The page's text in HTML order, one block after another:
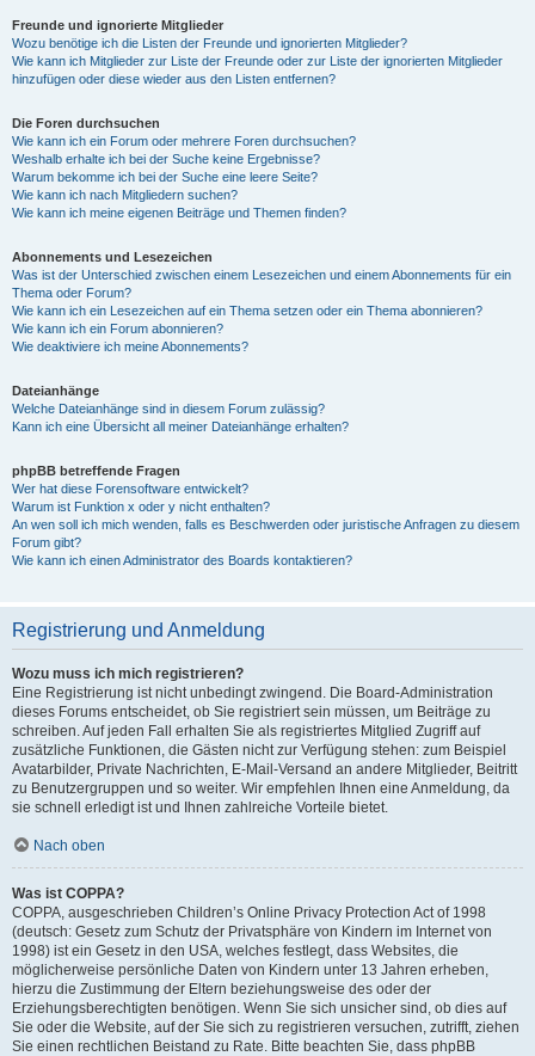
Freunde und ignorierte Mitglieder
Wozu benötige ich die Listen der Freunde und ignorierten Mitglieder?
Wie kann ich Mitglieder zur Liste der Freunde oder zur Liste der ignorierten Mitglieder
hinzufügen oder diese wieder aus den Listen entfernen?
Die Foren durchsuchen
Wie kann ich ein Forum oder mehrere Foren durchsuchen?
Weshalb erhalte ich bei der Suche keine Ergebnisse?
Warum bekomme ich bei der Suche eine leere Seite?
Wie kann ich nach Mitgliedern suchen?
Wie kann ich meine eigenen Beiträge und Themen finden?
Abonnements und Lesezeichen
Was ist der Unterschied zwischen einem Lesezeichen und einem Abonnements für ein
Thema oder Forum?
Wie kann ich ein Lesezeichen auf ein Thema setzen oder ein Thema abonnieren?
Wie kann ich ein Forum abonnieren?
Wie deaktiviere ich meine Abonnements?
Dateianhänge
Welche Dateianhänge sind in diesem Forum zulässig?
Kann ich eine Übersicht all meiner Dateianhänge erhalten?
phpBB betreffende Fragen
Wer hat diese Forensoftware entwickelt?
Warum ist Funktion x oder y nicht enthalten?
An wen soll ich mich wenden, falls es Beschwerden oder juristische Anfragen zu diesem
Forum gibt?
Wie kann ich einen Administrator des Boards kontaktieren?
Registrierung und Anmeldung
Wozu muss ich mich registrieren?
Eine Registrierung ist nicht unbedingt zwingend. Die Board-Administration
dieses Forums entscheidet, ob Sie registriert sein müssen, um Beiträge zu
schreiben. Auf jeden Fall erhalten Sie als registriertes Mitglied Zugriff auf
zusätzliche Funktionen, die Gästen nicht zur Verfügung stehen: zum Beispiel
Avatarbilder, Private Nachrichten, E-Mail-Versand an andere Mitglieder, Beitritt
zu Benutzergruppen und so weiter. Wir empfehlen Ihnen eine Anmeldung, da
sie schnell erledigt ist und Ihnen zahlreiche Vorteile bietet.
Nach oben
Was ist COPPA?
COPPA, ausgeschrieben Children’s Online Privacy Protection Act of 1998
(deutsch: Gesetz zum Schutz der Privatsphäre von Kindern im Internet von
1998) ist ein Gesetz in den USA, welches festlegt, dass Websites, die
möglicherweise persönliche Daten von Kindern unter 13 Jahren erheben,
hierzu die Zustimmung der Eltern beziehungsweise des oder der
Erziehungsberechtigten benötigen. Wenn Sie sich unsicher sind, ob dies auf
Sie oder die Website, auf der Sie sich zu registrieren versuchen, zutrifft, ziehen
Sie einen rechtlichen Beistand zu Rate. Bitte beachten Sie, dass phpBB